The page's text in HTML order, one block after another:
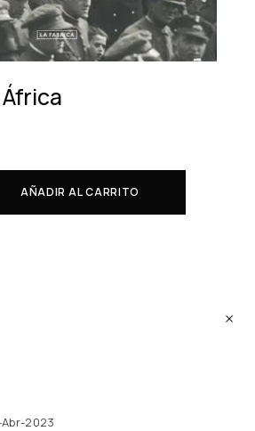
AÑADIR AL CARRITO
Abr-2023